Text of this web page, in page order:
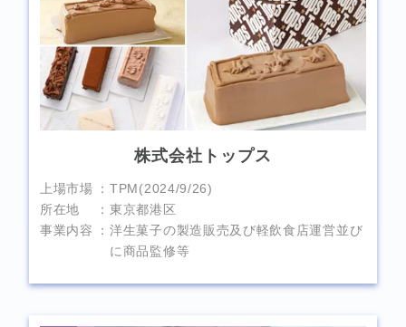
株式会社トップス
上場市場
TPM(2024/9/26)
所在地
東京都港区
事業内容
洋生菓子の製造販売及び軽飲食店運営並び
に商品監修等